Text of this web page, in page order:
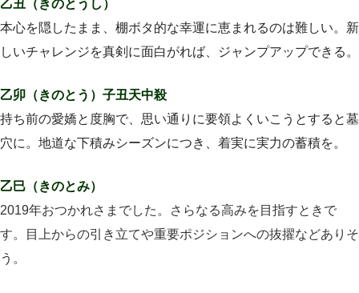
乙丑（きのとうし）
本心を隠したまま、棚ボタ的な幸運に恵まれるのは難しい。新
しいチャレンジを真剣に面白がれば、ジャンプアップできる。
乙卯（きのとう）子丑天中殺
持ち前の愛嬌と度胸で、思い通りに要領よくいこうとすると墓
穴に。地道な下積みシーズンにつき、着実に実力の蓄積を。
乙巳（きのとみ）
2019年おつかれさまでした。さらなる高みを目指すときで
す。目上からの引き立てや重要ポジションへの抜擢などありそ
う。